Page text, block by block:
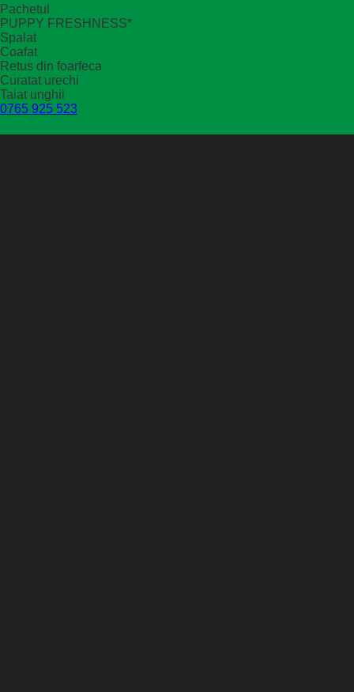
Pachetul
PUPPY FRESHNESS*
Spalat
Coafat
Retus din foarfeca
Curatat urechi
Taiat unghii
0765 925 523